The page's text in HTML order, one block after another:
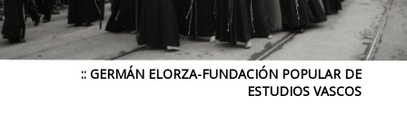
:: GERMÁN ELORZA-FUNDACIÓN POPULAR DE
ESTUDIOS VASCOS